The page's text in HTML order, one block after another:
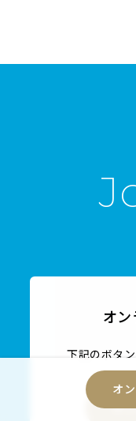
オ
オ
下記のボタ
オ